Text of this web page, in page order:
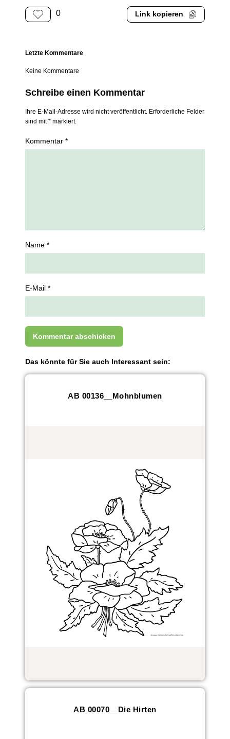
0 Link kopieren
Letzte Kommentare
Keine Kommentare
Schreibe einen Kommentar
Ihre E-Mail-Adresse wird nicht veröffentlicht. Erforderliche Felder
sind mit * markiert.
Kommentar *
Name *
E-Mail *
Das könnte für Sie auch Interessant sein:
AB 00136__Mohnblumen
AB 00070__Die Hirten